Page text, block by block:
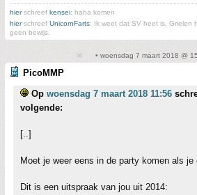
hierschreef kensei: haha komen
hierschreef UnicornFarts: Ik weet dat SV heet is, Grielen
geen bewijs.
• woensdag 7 maart 2018 @
PicoMMP
Op woensdag 7 maart 2018 11:56
volgende:
[..]
Moet je weer eens in de party komen als
Dit is een uitspraak van jou uit 2014: